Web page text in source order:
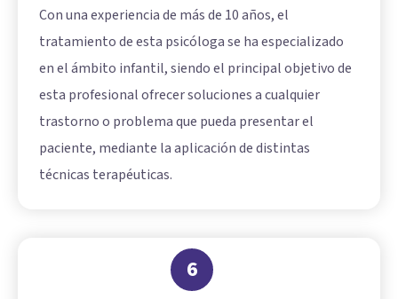
Con una experiencia de más de 10 años, el
tratamiento de esta psicóloga se ha especializado
en el ámbito infantil, siendo el principal objetivo de
esta profesional ofrecer soluciones a cualquier
trastorno o problema que pueda presentar el
paciente, mediante la aplicación de distintas
técnicas terapéuticas.
6